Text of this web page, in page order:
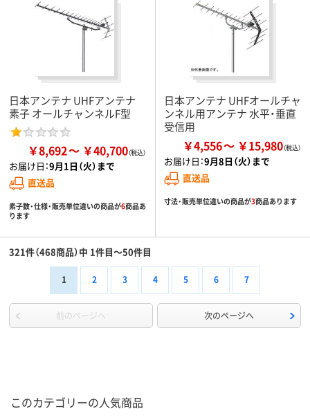
日本アンテナ UHFアンテナ
素子 オールチャンネルF型
￥8,692 ￥40,700
お届け日：9月1日（火）まで
直送品
素子数・仕様・販売単位違いの商品が6商品あ
ります
日本アンテナ UHFオールチャ
ンネル用アンテナ 水平・垂直
受信用
￥4,556 ￥15,980
お届け日：9月8日（火）まで
直送品
寸法・販売単位違いの商品が3商品あります
321件（468商品）中 1件目～50件目
1 2 3 4 5 6 7
前のページへ 次のページへ
このカテゴリーの人気商品